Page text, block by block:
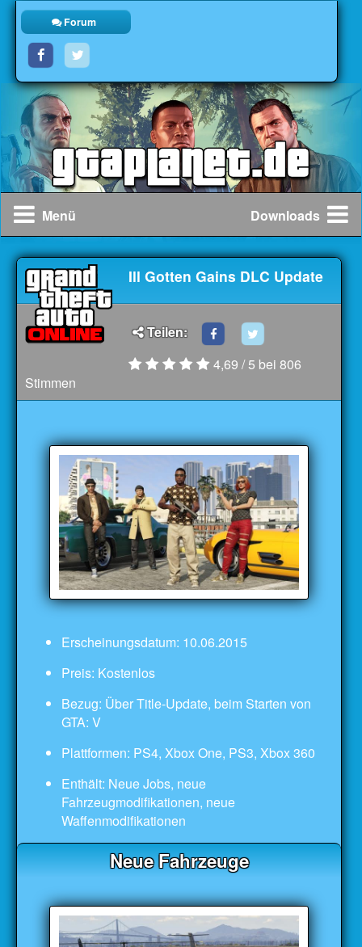
Forum
Menü Downloads
Ill Gotten Gains DLC Update
Teilen:
4,69 / 5 bei806
Stimmen
Erscheinungsdatum: 10.06.2015
Preis: Kostenlos
Bezug: Über Title-Update, beim Starten von
GTA: V
Plattformen: PS4, Xbox One, PS3, Xbox 360
Enthält: Neue Jobs, neue
Fahrzeugmodifikationen, neue
Waffenmodifikationen
Neue Fahrzeuge